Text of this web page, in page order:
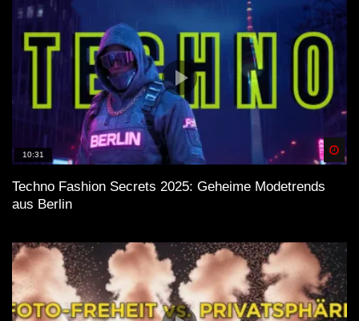
10:31
Techno Fashion Secrets 2025: Geheime Modetrends
aus Berlin